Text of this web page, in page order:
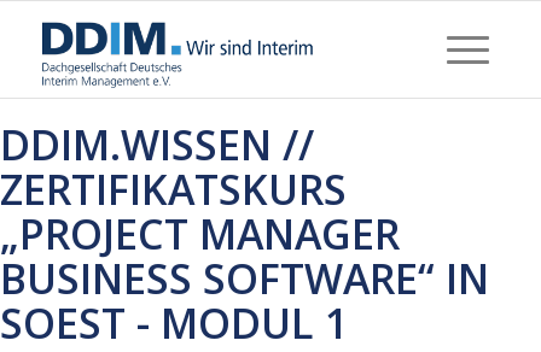
DDIM.WISSEN //
ZERTIFIKATSKURS
„PROJECT MANAGER
BUSINESS SOFTWARE“ IN
SOEST - MODUL 1